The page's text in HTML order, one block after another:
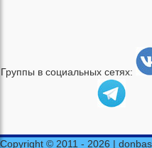
Группы в социальных сетях:
Copyright © 2011 - 2026 |